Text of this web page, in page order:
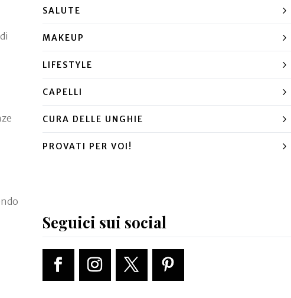
SALUTE
MAKEUP
LIFESTYLE
CAPELLI
CURA DELLE UNGHIE
PROVATI PER VOI!
Seguici sui social